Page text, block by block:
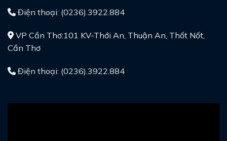
Điện thoại: (0236).3922.884
VP Cần Thơ:101 KV-Thới An, Thuận An, Thốt Nốt,
Cần Thơ
Điện thoại: (0236).3922.884